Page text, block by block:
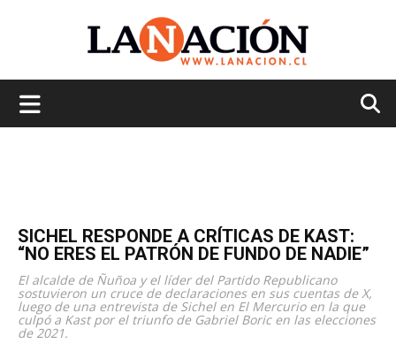
SICHEL RESPONDE A CRÍTICAS DE KAST:
“NO ERES EL PATRÓN DE FUNDO DE NADIE”
El alcalde de Ñuñoa y el líder del Partido Republicano
sostuvieron un cruce de declaraciones en sus cuentas de X,
luego de una entrevista de Sichel en El Mercurio en la que
culpó a Kast por el triunfo de Gabriel Boric en las elecciones
de 2021.